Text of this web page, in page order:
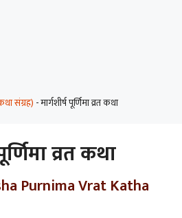
संग्रह) -मार्गशीर्ष पूर्णिमा व्रत कथा
व्रत कथा
Purnima Vrat Katha